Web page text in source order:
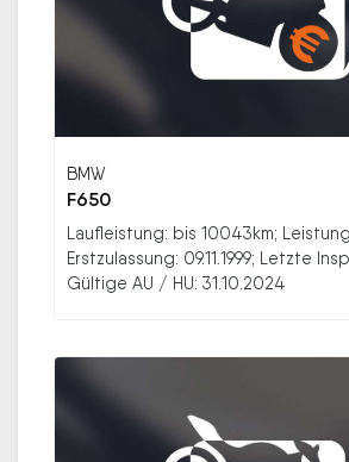
BMW
F650
Laufleistung: bis 10043km;
Erstzulassung: 09.11.1999; Letzte
Gültige AU / HU: 31.10.2024